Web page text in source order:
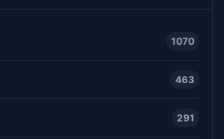
1070
463
291